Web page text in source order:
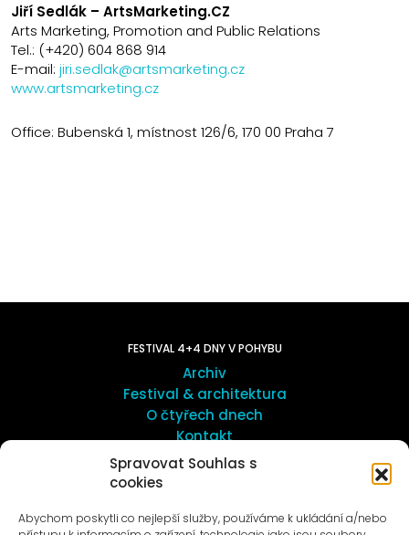
Spravovat Souhlas s
cookies
Abychom poskytli co nejlepší služby, používáme k ukládání a/nebo
Jiří Sedlák – ArtsMarketing.CZ
Arts Marketing, Promotion and Public Relations
Tel.: (+420) 604 868 914
E-mail: jiri.sedlak@artsmarketing.cz
www.artsmarketing.cz
Office: Bubenská 1, místnost 126/6, 170 00 Praha 7
FESTIVAL 4+4 DNY V POHYBU
Archiv
Festival & architektura
O čtyřech dnech
Kontakt
O umění v Motole